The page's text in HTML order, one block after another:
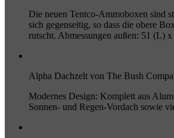
Die neuen Tentco-Ammoboxen sind
sich gegenseitig, so dass die obere
rutscht. Abmessungen außen: 51 (L)
Alpha Dachzelt von The Bush
Modernes Design: Komplett aus
Sonnen- und Regen-Vordach sowie